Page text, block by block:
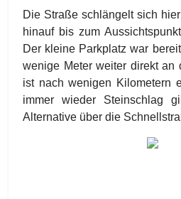
Die Straße schlängelt sich
hinauf bis zum
Der kleine Parkplatz war
wenige Meter weiter direkt an
ist nach wenigen Kilometern
immer wieder Steinschlag
Alternative über die